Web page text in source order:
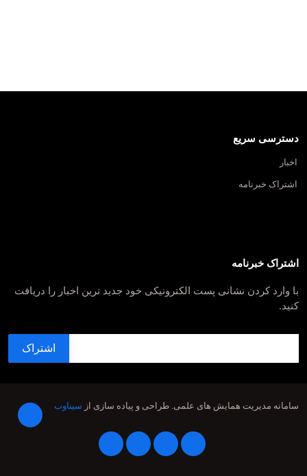
دسترسی سریع
اخبار
اشتراک خبرنامه
اشتراک خبرنامه
با وارد کردن نشانی پست الکترونیکی خود جدید ترین اخبار را دریافت
کنید.
سامانه مدیریت همایش های علمی. طراحی و پیاده سازی از سیناوب